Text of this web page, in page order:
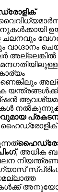
ചലനവും
വാഗ്ദാനം
നൽകുന്നു
ഹൈഡ്രോളിക്
, അധിക
നിയന്ത്രണം